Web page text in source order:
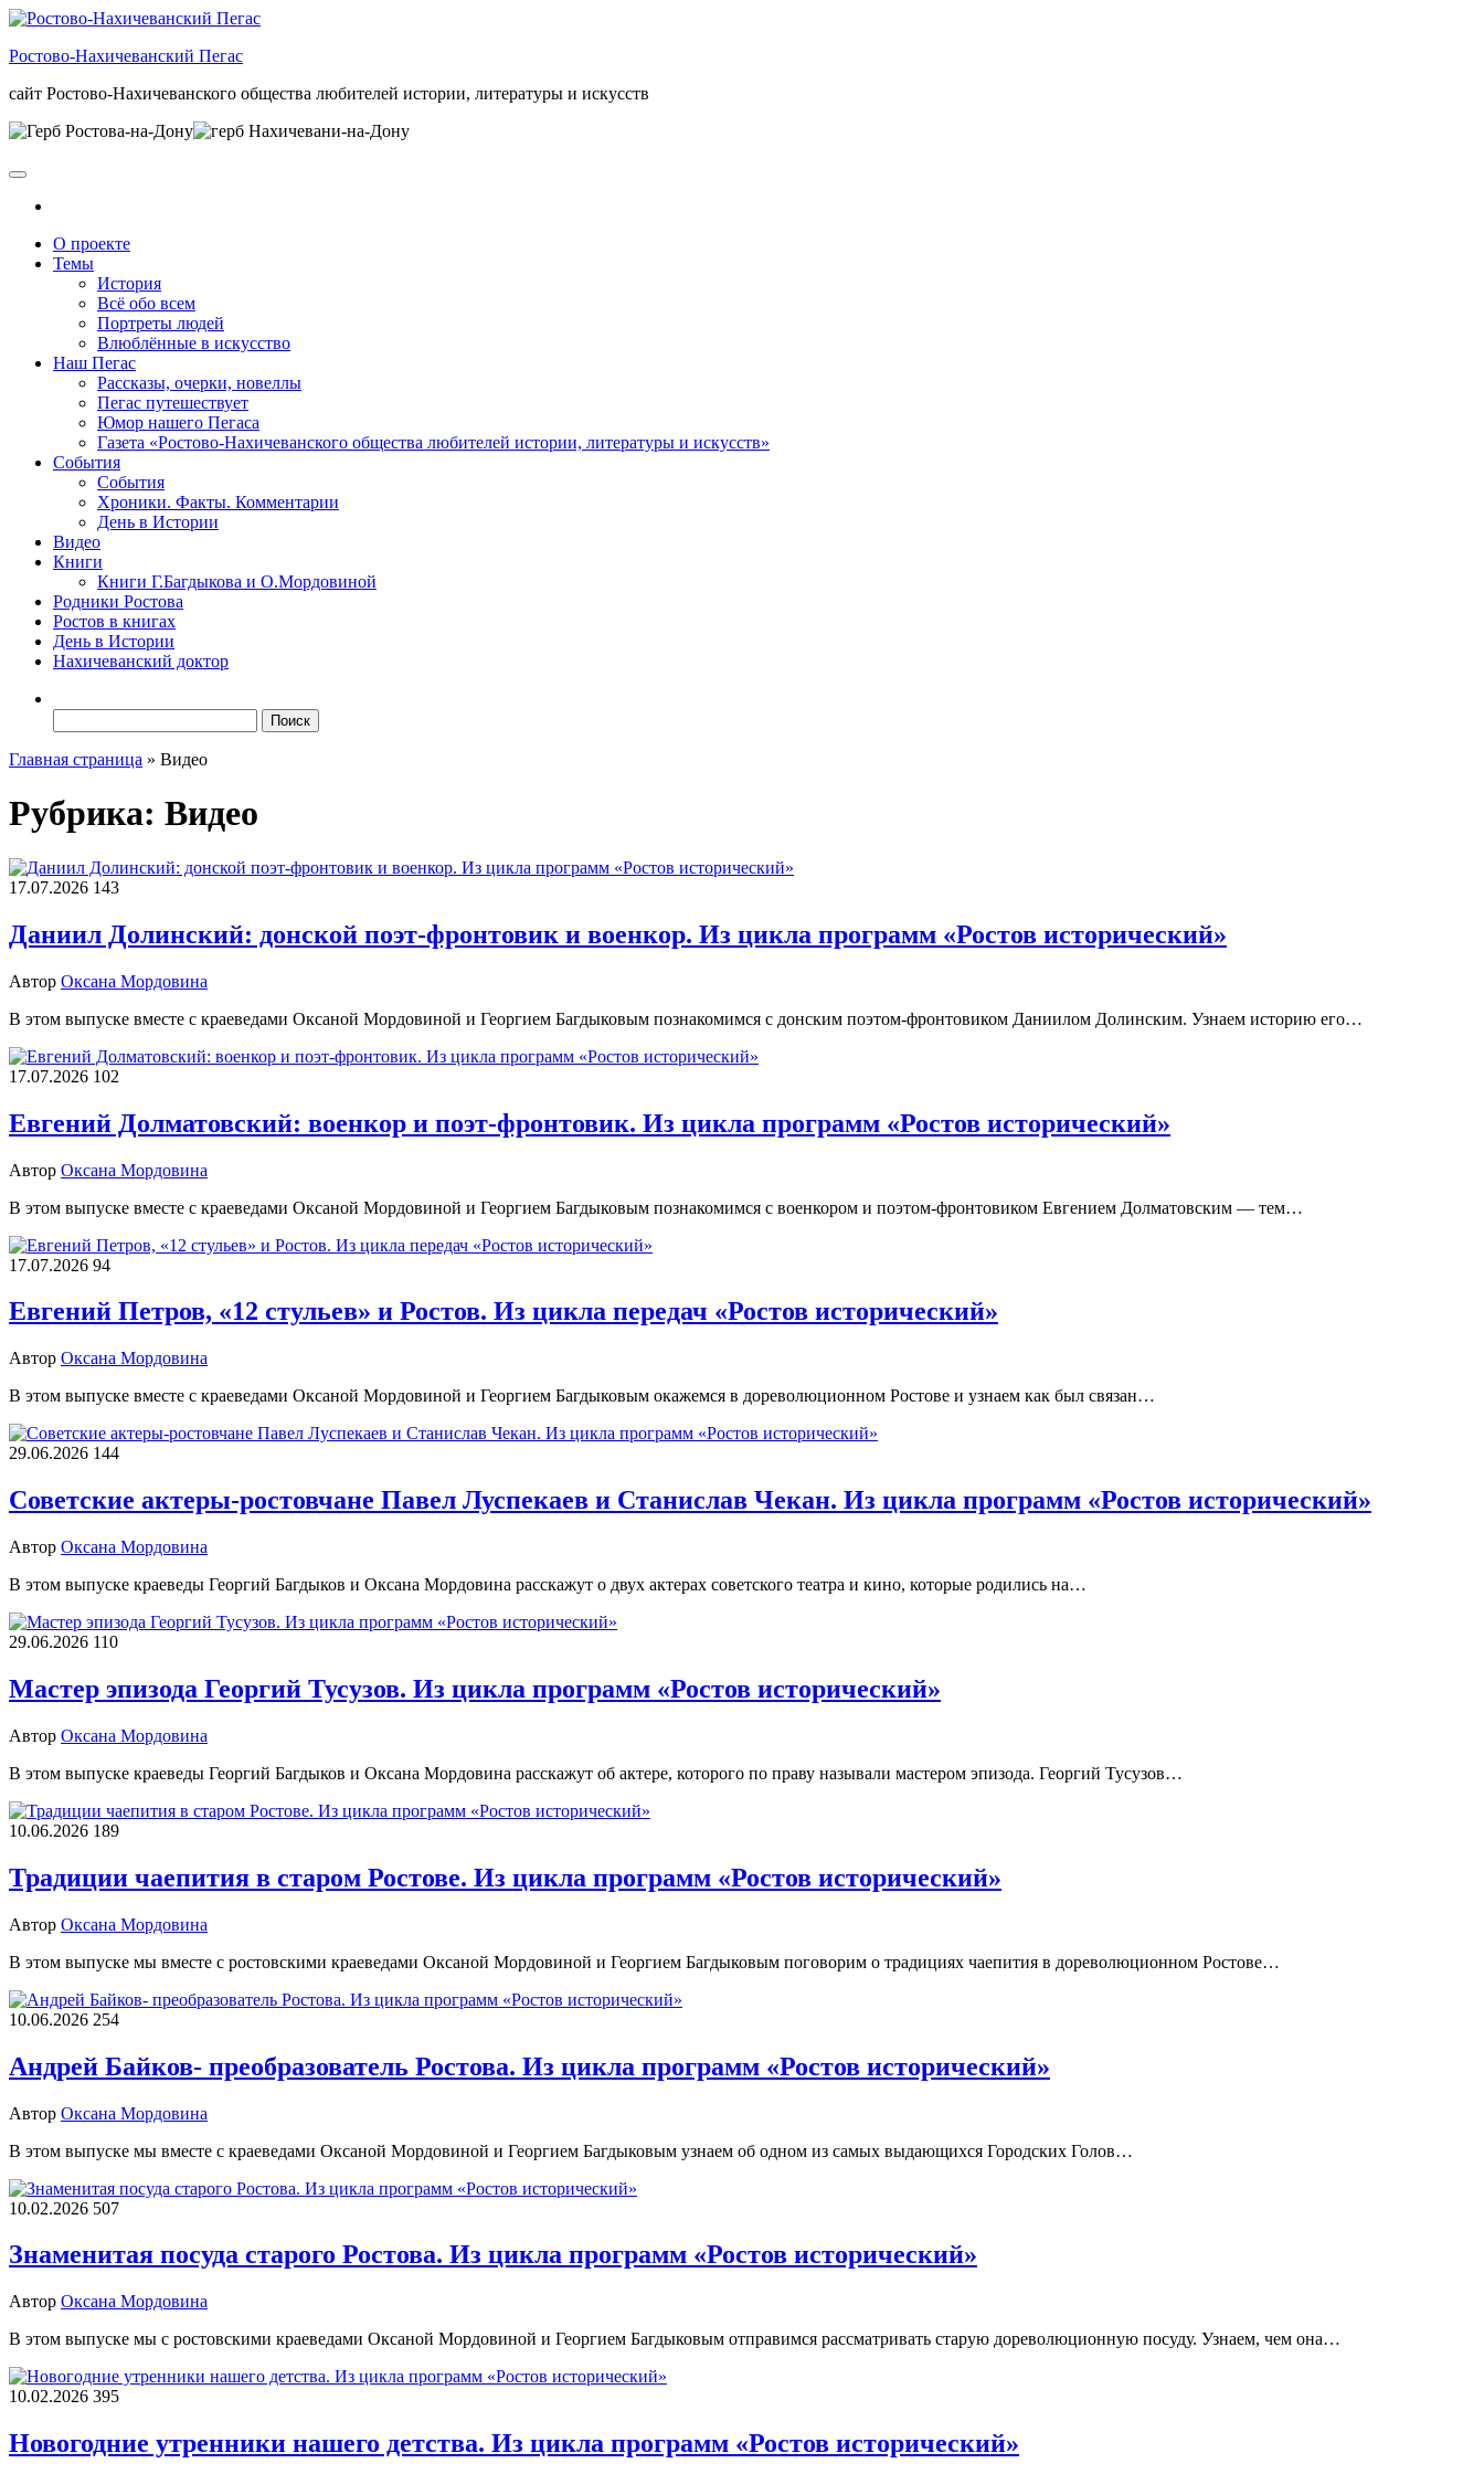
Skip
the
Ростово-Нахичеванский Пегас
сайт Ростово-Нахичеванского общества любителей истории, литературы и искусств
О проекте
Темы
История
Всё обо всем
Портреты людей
Влюблённые в искусство
Наш Пегас
Рассказы, очерки, новеллы
Пегас путешествует
Юмор нашего Пегаса
Газета «Ростово-Нахичеванского общества любителей истории, литературы и искусств»
События
События
Хроники. Факты. Комментарии
День в Истории
Видео
Книги
Книги Г.Багдыкова и О.Мордовиной
Родники Ростова
Ростов в книгах
День в Истории
Нахичеванский доктор
Главная страница » Видео
Рубрика: Видео
17.07.2026 143
Даниил Долинский: донской поэт-фронтовик и военкор. Из цикла программ «Ростов исторический»
Автор Оксана Мордовина
В этом выпуске вместе с краеведами Оксаной Мордовиной и Георгием Багдыковым познакомимся с донским поэтом-фронтовиком Даниилом Долинским. Узнаем историю его…
17.07.2026 102
Евгений Долматовский: военкор и поэт-фронтовик. Из цикла программ «Ростов исторический»
Автор Оксана Мордовина
В этом выпуске вместе с краеведами Оксаной Мордовиной и Георгием Багдыковым познакомимся с военкором и поэтом-фронтовиком Евгением Долматовским — тем…
17.07.2026 94
Евгений Петров, «12 стульев» и Ростов. Из цикла передач «Ростов исторический»
Автор Оксана Мордовина
В этом выпуске вместе с краеведами Оксаной Мордовиной и Георгием Багдыковым окажемся в дореволюционном Ростове и узнаем как был связан…
29.06.2026 144
Советские актеры-ростовчане Павел Луспекаев и Станислав Чекан. Из цикла программ «Ростов исторический»
Автор Оксана Мордовина
В этом выпуске краеведы Георгий Багдыков и Оксана Мордовина расскажут о двух актерах советского театра и кино, которые родились на…
29.06.2026 110
Мастер эпизода Георгий Тусузов. Из цикла программ «Ростов исторический»
Автор Оксана Мордовина
В этом выпуске краеведы Георгий Багдыков и Оксана Мордовина расскажут об актере, которого по праву называли мастером эпизода. Георгий Тусузов…
10.06.2026 189
Традиции чаепития в старом Ростове. Из цикла программ «Ростов исторический»
Автор Оксана Мордовина
В этом выпуске мы вместе с ростовскими краеведами Оксаной Мордовиной и Георгием Багдыковым поговорим о традициях чаепития в дореволюционном Ростове…
10.06.2026 254
Андрей Байков- преобразователь Ростова. Из цикла программ «Ростов исторический»
Автор Оксана Мордовина
В этом выпуске мы вместе с краеведами Оксаной Мордовиной и Георгием Багдыковым узнаем об одном из самых выдающихся Городских Голов…
10.02.2026 507
Знаменитая посуда старого Ростова. Из цикла программ «Ростов исторический»
Автор Оксана Мордовина
В этом выпуске мы с ростовскими краеведами Оксаной Мордовиной и Георгием Багдыковым отправимся рассматривать старую дореволюционную посуду. Узнаем, чем она…
10.02.2026 395
Новогодние утренники нашего детства. Из цикла программ «Ростов исторический»